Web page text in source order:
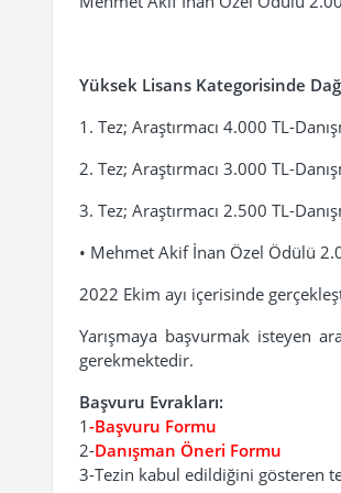
Yüksek Lisans Kategorisinde
1. Tez; Araştırmacı 4.000 TL-
2. Tez; Araştırmacı 3.000 TL-
3. Tez; Araştırmacı 2.500 TL-
• Mehmet Akif İnan Özel Ödülü
2022 Ekim ayı içerisinde
Yarışmaya başvurmak isteyen
gerekmektedir.
Başvuru Evrakları:
1-Başvuru Formu
2-Danışman Öneri Formu
3-Tezin kabul edildiğini gösteren